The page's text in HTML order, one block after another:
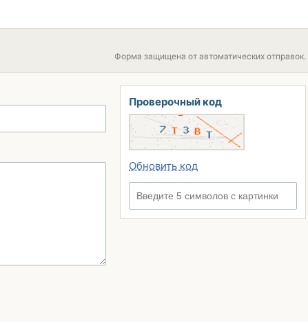
Форма защищена от автоматических отправок.
Проверочный код
Обновить код